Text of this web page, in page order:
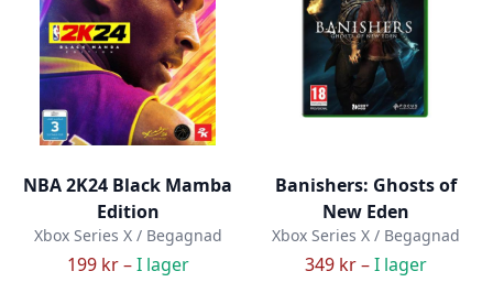
NBA 2K24 Black Mamba
Edition
Xbox Series X / Begagnad
199 kr –I lager
Banishers: Ghosts of
New Eden
Xbox Series X / Begagnad
349 kr –I lager